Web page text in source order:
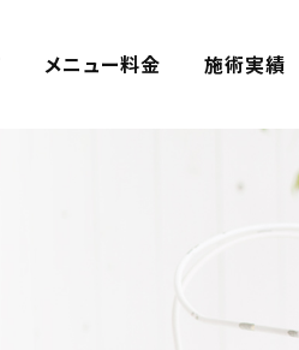
メニュー料金 施術実績